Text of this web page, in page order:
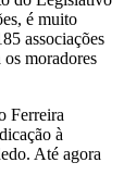
é muito
associações
moradores
Ferreira
à
Até agora